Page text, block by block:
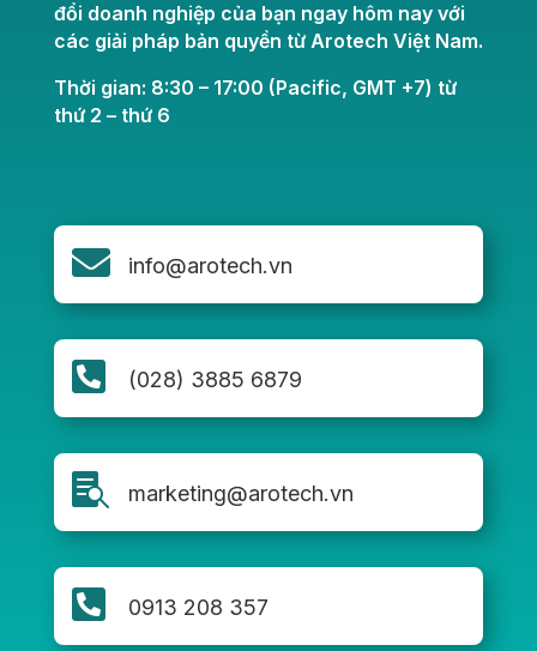
đổi doanh nghiệp của bạn ngay hôm nay với
các giải pháp bản quyền từ Arotech Việt Nam.
Thời gian: 8:30 – 17:00 (Pacific, GMT +7) từ
thứ 2 – thứ 6
 info@arotech.vn
 (028) 3885 6879
 marketing@arotech.vn
 0913 208 357